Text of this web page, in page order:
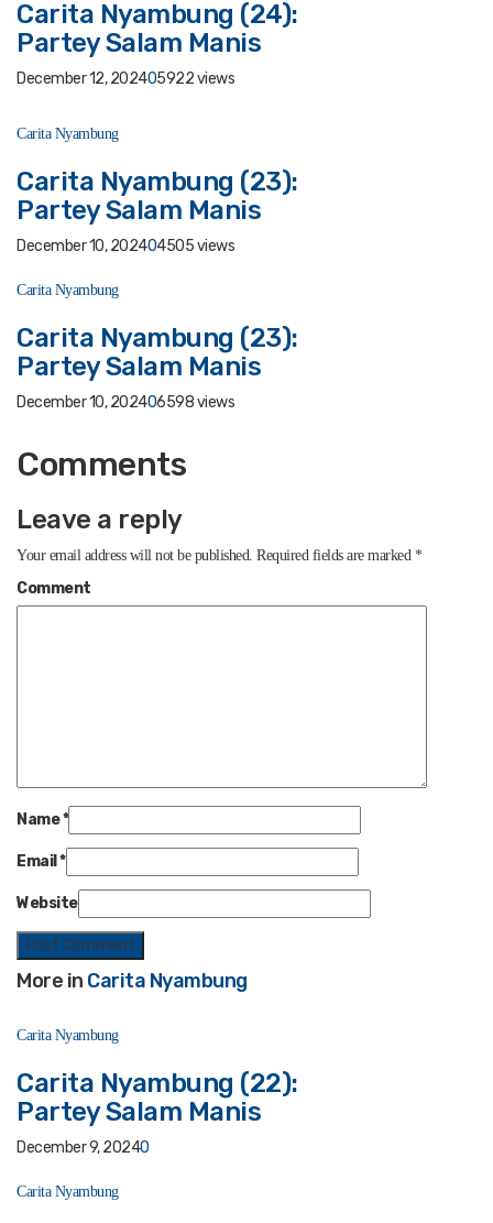
Carita Nyambung (24):
Partey Salam Manis
December 12, 202405922 views
Carita Nyambung
Carita Nyambung (23):
Partey Salam Manis
December 10, 202404505 views
Carita Nyambung
Carita Nyambung (23):
Partey Salam Manis
December 10, 202406598 views
Comments
Leave a reply
Your email address will not be published. Required fields are marked *
Comment
Name*
Email *
Website
More in Carita Nyambung
Carita Nyambung
Carita Nyambung (22):
Partey Salam Manis
December 9, 20240
Carita Nyambung